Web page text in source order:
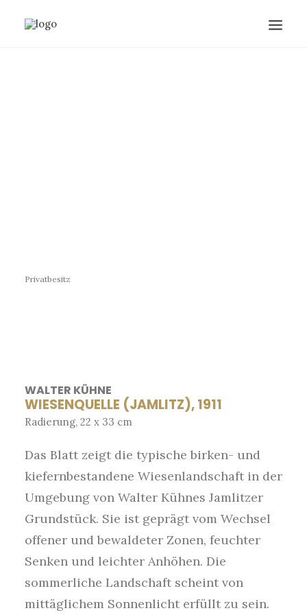
Privatbesitz
WALTER KÜHNE
WIESENQUELLE (JAMLITZ), 1911
Radierung, 22 x 33 cm
Das Blatt zeigt die typische birken- und
kiefernbestandene Wiesenlandschaft in der
Umgebung von Walter Kühnes Jamlitzer
Grundstück. Sie ist geprägt vom Wechsel
offener und bewaldeter Zonen, feuchter
Senken und leichter Anhöhen. Die
sommerliche Landschaft scheint von
mittäglichem Sonnenlicht erfüllt zu sein.